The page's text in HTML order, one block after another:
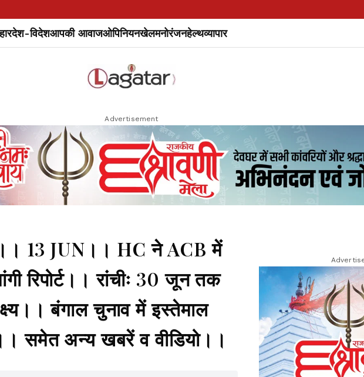
देश-विदेशआपकी आवाजओपिनियनखेलमनोरंजनहेल्थव्यापार
Advertisement
13 JUN।। HC ने ACB में
रिपोर्ट।। रांचीः 30 जून तक
बंगाल चुनाव में इस्तेमाल
अन्य खबरें व वीडियो।।